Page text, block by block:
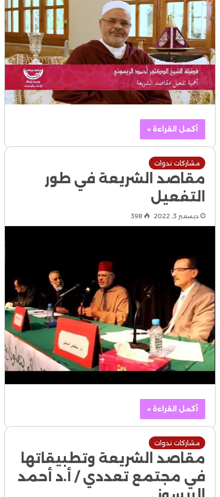
أكمل القراءة »
مشاركات ندوات
مقاصد الشريعة في طور
التفعيل
ديسمبر 3, 2022 398
أكمل القراءة »
مشاركات ندوات
مقاصد الشريعة وتطبيقاتها
في مجتمع تعددي / أ.د أحمد